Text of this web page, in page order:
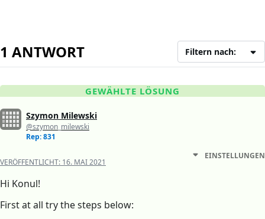
1 ANTWORT Filtern nach:
GEWÄHLTE LÖSUNG
Szymon Milewski
@szymon_milewski
Rep: 831
VERÖFFENTLICHT: 16. MAI 2021
EINSTELLUNGEN
Hi Konul!
First at all try the steps below: